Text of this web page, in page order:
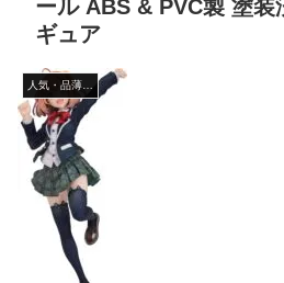
ール ABS & PVC製 塗装
ギュア
人気・品薄商品